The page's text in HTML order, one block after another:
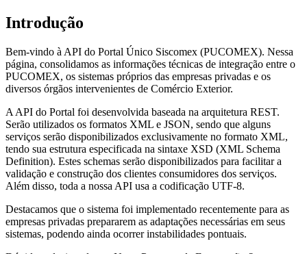
Introdução
Bem-vindo à API do Portal Único Siscomex (PUCOMEX). Nessa
página, consolidamos as informações técnicas de integração entre o
PUCOMEX, os sistemas próprios das empresas privadas e os
diversos órgãos intervenientes de Comércio Exterior.
A API do Portal foi desenvolvida baseada na arquitetura REST.
Serão utilizados os formatos XML e JSON, sendo que alguns
serviços serão disponibilizados exclusivamente no formato XML,
tendo sua estrutura especificada na sintaxe XSD (XML Schema
Definition). Estes schemas serão disponibilizados para facilitar a
validação e construção dos clientes consumidores dos serviços.
Além disso, toda a nossa API usa a codificação UTF-8.
Destacamos que o sistema foi implementado recentemente para as
empresas privadas prepararem as adaptações necessárias em seus
sistemas, podendo ainda ocorrer instabilidades pontuais.